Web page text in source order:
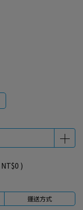
NT$0 )
運送方式